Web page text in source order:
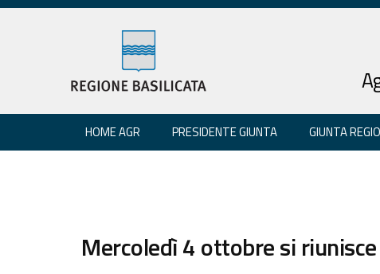
HOME AGR PRESIDENTE GIUNTA GIUNTA
Mercoledì 4 ottobre si